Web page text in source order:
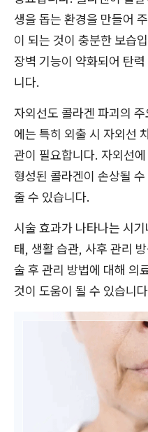
생을 돕는 환경을 만들어
이 되는 것이 충분한 보습
장벽 기능이 약화되어 탄
니다.
자외선도 콜라겐 파괴의
에는 특히 외출 시 자외선
관이 필요합니다. 자외선
형성된 콜라겐이 손상될
줄 수 있습니다.
시술 효과가 나타나는 시
태, 생활 습관, 사후 관리
술 후 관리 방법에 대해 의
것이 도움이 될 수 있습니